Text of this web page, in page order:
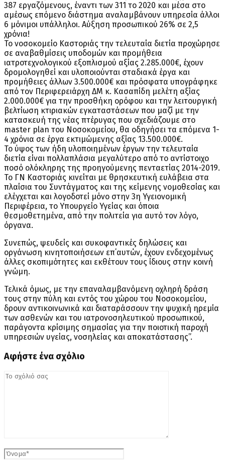
387 εργαζόμενους, έναντι των 311 το 2020 και μέσα στο
αμέσως επόμενο διάστημα αναλαμβάνουν υπηρεσία άλλοι
6 μόνιμοι υπάλληλοι. Αύξηση προσωπικού 26% σε 2,5
χρόνια!
Το νοσοκομείο Καστοριάς την τελευταία διετία προχώρησε
σε αναβαθμίσεις υποδομών και προμήθεια
ιατροτεχνολογικού εξοπλισμού αξίας 2.285.000€, έχουν
δρομολογηθεί και υλοποιούνται σταδιακά έργα και
προμήθειες άλλων 3.500.000€ και πρόσφατα υπογράφηκε
από τον Περιφερειάρχη ΔΜ κ. Κασαπίδη μελέτη αξίας
2.000.000€ για την προσθήκη ορόφου και την λειτουργική
βελτίωση κτιριακών εγκαταστάσεων που μαζί με την
κατασκευή της νέας πτέρυγας που σχεδιάζουμε στο
master plan του Νοσοκομείου, θα οδηγήσει τα επόμενα 1-
4 χρόνια σε έργα εκτιμώμενης αξίας 13.500.000€.
Το ύψος των ήδη υλοποιημένων έργων την τελευταία
διετία είναι πολλαπλάσια μεγαλύτερο από το αντίστοιχο
ποσό ολόκληρης της προηγούμενης πενταετίας 2014-2019.
Το ΓΝ Καστοριάς κινείται με θρησκευτική ευλάβεια στα
πλαίσια του Συντάγματος και της κείμενης νομοθεσίας και
ελέγχεται και λογοδοτεί μόνο στην 3η Υγειονομική
Περιφέρεια, το Υπουργείο Υγείας και όποια
θεσμοθετημένα, από την πολιτεία για αυτό τον λόγο,
όργανα.
Συνεπώς, ψευδείς και συκοφαντικές δηλώσεις και
οργάνωση κινητοποιήσεων επ΄αυτών, έχουν ενδεχομένως
άλλες σκοπιμότητες και εκθέτουν τους ίδιους στην κοινή
γνώμη.
Τελικά όμως, με την επαναλαμβανόμενη οχληρή δράση
τους στην πύλη και εντός του χώρου του Νοσοκομείου,
δρουν αντικοινωνικά και διαταράσσουν την ψυχική ηρεμία
των ασθενών και του ιατρονοσηλευτικού προσωπικού,
παράγοντα κρίσιμης σημασίας για την ποιοτική παροχή
υπηρεσιών υγείας, νοσηλείας και αποκατάστασης”.
Αφήστε ένα σχόλιο